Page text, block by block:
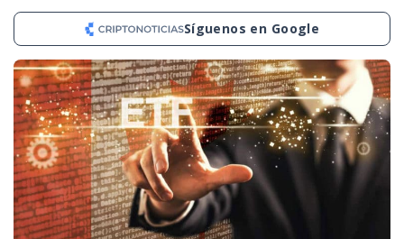
Síguenos en Google